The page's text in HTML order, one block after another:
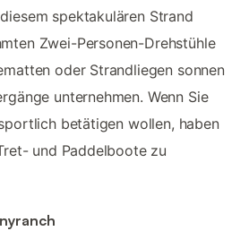
spektakulären Strand
Zwei-Personen-Drehstühle
oder Strandliegen sonnen
unternehmen. Wenn Sie
betätigen wollen, haben
und Paddelboote zu